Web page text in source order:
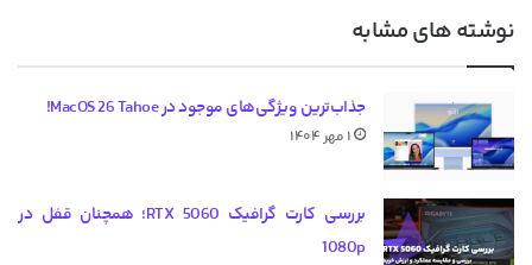
نوشته های مشابه
جذاب‌ترین ویژگی‌های موجود در MacOS 26 Tahoe!
۱ مهر ۱۴۰۴
بررسی کارت گرافیک RTX 5060؛ همچنان قفل در
1080p